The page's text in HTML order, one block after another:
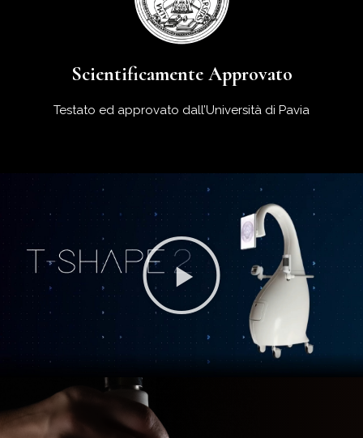
Scientificamente Approvato
Testato ed approvato dall’Università di Pavia